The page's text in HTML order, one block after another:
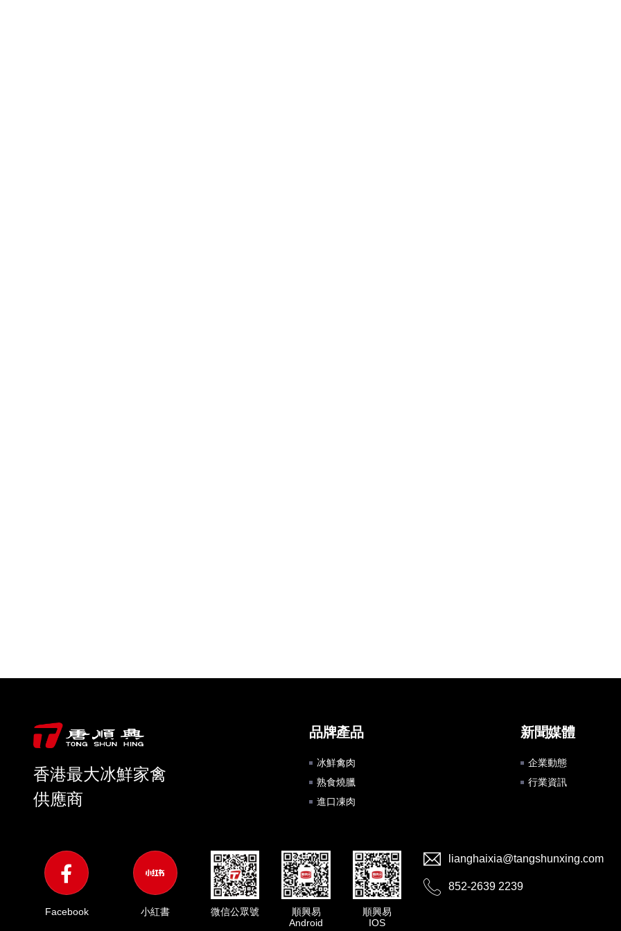
香港最大冰鮮家禽
供應商
品牌產品
冰鮮禽肉
熟食燒臘
進口凍肉
新聞媒體
企業動態
行業資訊
Facebook 小紅書 微信公眾號
順興易
Android
順興易
IOS
lianghaixia@tangshunxing.com
852-2639 2239